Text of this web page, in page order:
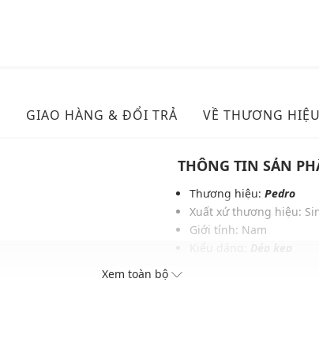
GIAO HÀNG & ĐỔI TRẢ VỀ THƯƠNG HIỆU
THÔNG TIN SẢN
Thương hiệu: Pedro
Xuất xứ thương hiệu:
Giới tính: Nam
Xem toàn bộ